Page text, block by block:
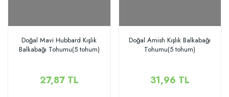
Doğal Mavi Hubbard Kışlık
Balkabağı Tohumu(5 tohum)
27,87 TL
Doğal Amish Kışlık Balkabağı
Tohumu(5 tohum)
31,96 TL